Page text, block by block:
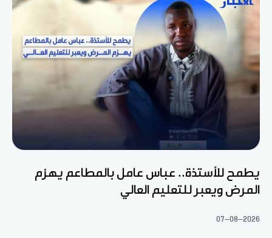
يطمح للأستذة.. عباس عامل بالمطاعم يهزم
المرض ويعبر للتعليم العالي
07-08-2026